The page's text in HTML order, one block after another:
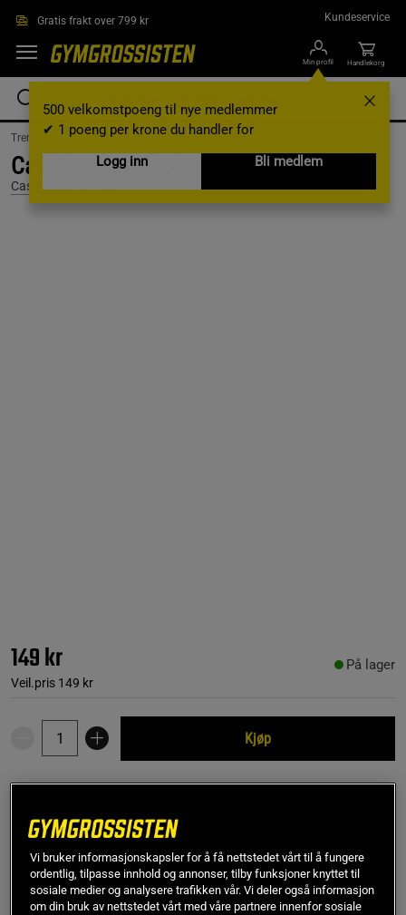
Gratis frakt over 799 kr Kundeservice
Min profil
500 velkomstpoeng til nye medlemmer
✔ 1 poeng per krone du handler for
Logg inn
Bli medlem
Handlekorg
Treningsutstyr & tilbehør /Massasjeverktøy / Massasjeball
Casall Massage Ball 7cm, Dark Teal
Casall Sports Prod
149 kr
Veil.pris 149 kr
På lager
Kjøp
SKU #54104-459| EAN 7323345227714
Masser bort spenninger og trette muskler med denne
Massasjeball fra Casall.
Vi bruker informasjonskapsler for å få nettstedet vårt til å fungere
ordentlig, tilpasse innhold og annonser, tilby funksjoner knyttet til
sosiale medier og analysere trafikken vår. Vi deler også informasjon
om din bruk av nettstedet vårt med våre partnere innenfor sosiale